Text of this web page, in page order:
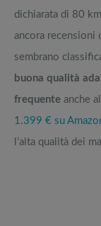
dichiarata di 80
ancora recensioni
sembrano
buona qualità
frequente anche
1.399 € su
l’alta qualità dei